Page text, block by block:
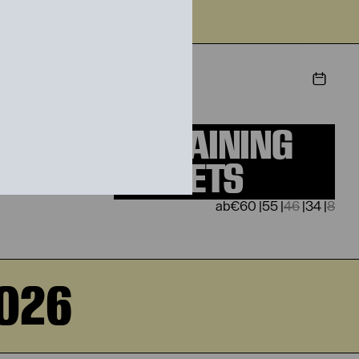
REMAINING
TICKETS
€60 55 46 34 8